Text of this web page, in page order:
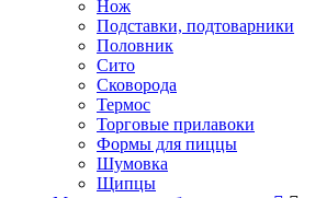
Нож
Подставки, подтоварники
Половник
Сито
Сковорода
Термос
Торговые прилавоки
Формы для пиццы
Шумовка
Щипцы